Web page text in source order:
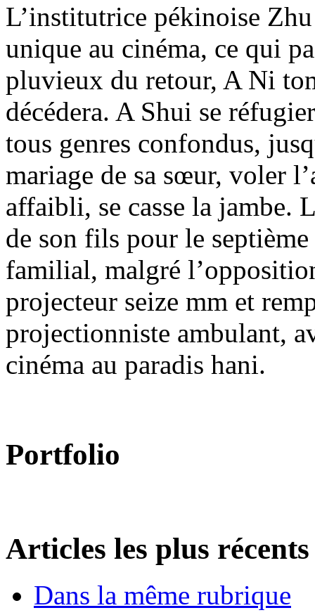
L’institutrice pékinoise
unique au cinéma, ce qui
pluvieux du retour, A Ni
décédera. A Shui se
tous genres confondus,
mariage de sa sœur, voler
affaibli, se casse la jambe.
de son fils pour le
familial, malgré
projecteur seize mm et
projectionniste ambulant,
cinéma au paradis hani.
Portfolio
Articles les plus récents
Dans la même rubrique